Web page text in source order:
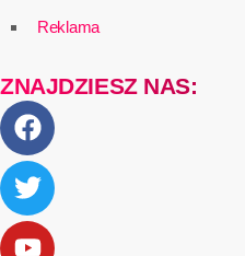
Reklama
ZNAJDZIESZ NAS: